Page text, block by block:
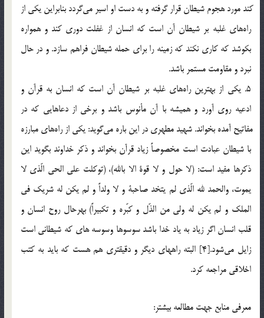
كند مورد هجوم شيطان قرار گرفته و به دست او اسير مي‎گردد بنابراين يكي از
راه‎هاي غلبه بر شيطان آن است كه انسان از غفلت دوري كند و همواره
بكوشد كه كاري نكند كه زمينه را براي حمله شيطان فراهم سازد. و در حال
نبرد و مقاومت مستمر باشد.
5. يكي از بهترين راه‎هاي غلبه بر شيطان آن است كه انسان به قرآن و
ادعيه روي آورد و هميشه با آن مأنوس باشد و برخي از دعاهايي كه در
مفاتيح آمده بخواند. شهيد مطهري در اين باره مي‎گويد: يكي از راه‎هاي مبارزه
با شيطان عبادت است مخصوصاً زياد قرآن بخواند و ذكر خداوند بگويد اين
ذكرها مفيد است: (لا حول و لا قوة الا بالله)، (توكلت علي الحي الّذي لا
يموت، والحمد لله الّذي لم يتخد صاحبة و لا ولداً و لم يكن له شريك في
الملك و لم يكن له ولي من الذّل و كبّره و تكبيراً‌) بهرحال روح انسان و
قلب انسان اگر زياد به ياد خدا باشد سوسوها وسوسه هاي كه شيطاني است
زايل مي‎شود.[4] البته راههاي ديگر و دقيقتري هم هست که بايد به کتب
اخلاقي مراجعه کرد.
معرفي منابع جهت مطالعه بيشتر: